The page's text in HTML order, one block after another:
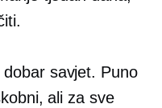
savjet. Puno
ali za sve